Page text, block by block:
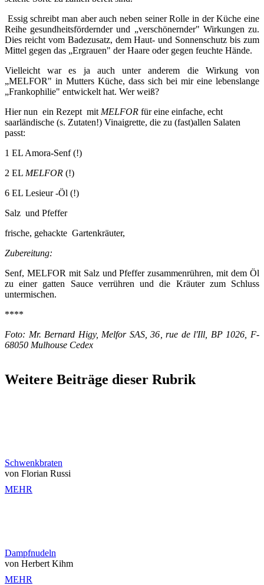
Essig schreibt man aber auch neben seiner Rolle in der Küche eine
Reihe gesundheitsfördernder und „verschönernder" Wirkungen zu.
Dies reicht vom Badezusatz, dem Haut- und Sonnenschutz bis zum
Mittel gegen das „Ergrauen" der Haare oder gegen feuchte Hände.
Vielleicht war es ja auch unter anderem die Wirkung von
„MELFOR" in Mutters Küche, dass sich bei mir eine lebenslange
„Frankophilie" entwickelt hat. Wer weiß?
Hier nun ein Rezept mit MELFOR für eine einfache, echt
saarländische (s. Zutaten!) Vinaigrette, die zu (fast)allen Salaten
passt:
1 EL Amora-Senf (!)
2 EL MELFOR (!)
6 EL Lesieur -Öl (!)
Salz und Pfeffer
frische, gehackte Gartenkräuter,
Zubereitung:
Senf, MELFOR mit Salz und Pfeffer zusammenrühren, mit dem Öl
zu einer gatten Sauce verrühren und die Kräuter zum Schluss
untermischen.
****
Foto: Mr. Bernard Higy, Melfor SAS, 36, rue de l'Ill, BP 1026, F-
68050 Mulhouse Cedex
Weitere Beiträge dieser Rubrik
Schwenkbraten
von Florian Russi
MEHR
Dampfnudeln
von Herbert Kihm
MEHR